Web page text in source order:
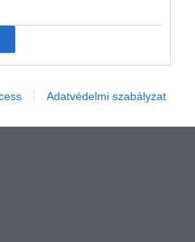
Adatvédelmi szabályzat
termett, Baranyában,
viszont kimagasló adatok
18 tonnát szedtek. A